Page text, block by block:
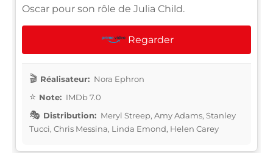
Oscar pour son rôle de Julia Child.
Regarder
Réalisateur: Nora Ephron
Note: IMDb 7.0
Distribution: Meryl Streep, Amy Adams, Stanley
Tucci, Chris Messina, Linda Emond, Helen Carey